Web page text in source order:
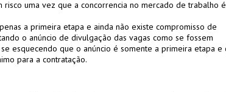
risco uma vez que a concorrencia no mercado de trabalho é
a primeira etapa e ainda não existe compromisso de
o anúncio de divulgação das vagas como se fossem
esquecendo que o anúncio é somente a primeira etapa e
para a contratação.